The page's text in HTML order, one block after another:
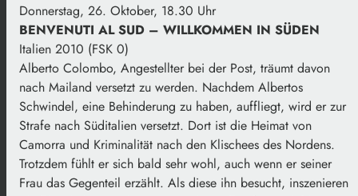
Donnerstag, 26. Oktober, 18.30 Uhr
BENVENUTI AL SUD – WILLKOMMEN IN SÜDEN
Italien 2010 (FSK 0)
Alberto Colombo, Angestellter bei der Post, träumt davon
nach Mailand versetzt zu werden. Nachdem Albertos
Schwindel, eine Behinderung zu haben, auffliegt, wird er zur
Strafe nach Süditalien versetzt. Dort ist die Heimat von
Camorra und Kriminalität nach den Klischees des Nordens.
Trotzdem fühlt er sich bald sehr wohl, auch wenn er seiner
Frau das Gegenteil erzählt. Als diese ihn besucht, inszenieren